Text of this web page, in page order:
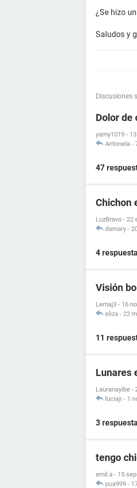
¿Se hizo
Saludos y
Discusiones
Dolor de
yamy1019 -
Antonela -
47
Chichon
LuzBravo - 22
damary -
4
Visión
Lemaj3 - 16
eliza - 22
11
Lunares
Lauranayibe -
luciajr - 1
3
tengo
emil.a - 15
pua999 -